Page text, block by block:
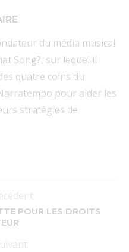
du média musical
Song?, sur lequel il
quatre coins du
pour aider les
stratégies de
POUR LES DROITS